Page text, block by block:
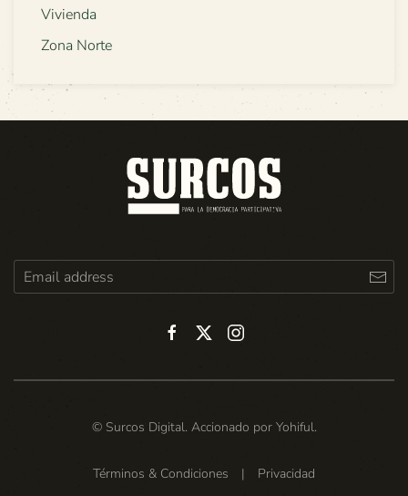
Vivienda
Zona Norte
© Surcos Digital. Accionado por Yohiful.
Términos & Condiciones | Privacidad